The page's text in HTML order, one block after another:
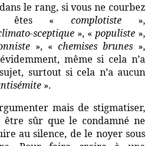
le rang, si vous ne courbez
êtes « complotiste»,
sceptique», « populiste»,
», « chemises brunes »,
même si cela n’a
surtout si cela n’a aucun
».
mais de stigmatiser,
sûr que le condamné ne
au silence, de le noyer sous